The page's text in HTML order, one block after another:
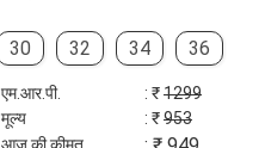
30 32 34 36
एम.आर.पी. : ₹1299
मूल्य
: ₹953